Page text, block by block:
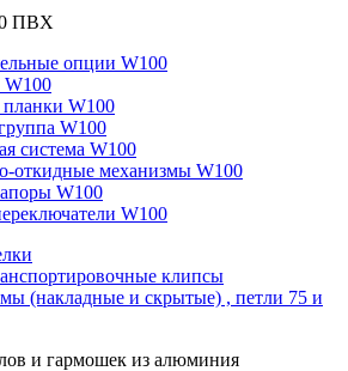
ПВХ
опции W100
W100
W100
система W100
откидные механизмы W100
W100
W100
клипсы
(накладные и скрытые) , петли 75 и
и гармошек из алюминия